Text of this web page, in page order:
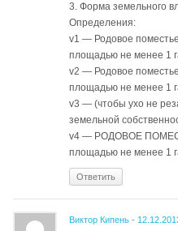
3. Форма земельного
Определения:
v1 — Родовое
площадью не менее 1
v2 — Родовое
площадью не менее 1
v3 — (чтобы ухо не
земельной
v4 — РОДОВОЕ
площадью не менее 1
Ответить
Виктор Кипень -